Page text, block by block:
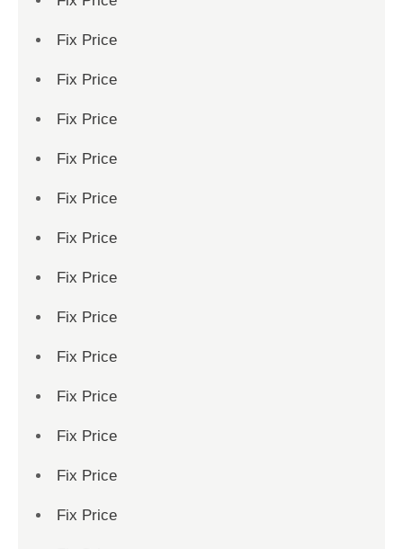
Fix Price
Fix Price
Fix Price
Fix Price
Fix Price
Fix Price
Fix Price
Fix Price
Fix Price
Fix Price
Fix Price
Fix Price
Fix Price